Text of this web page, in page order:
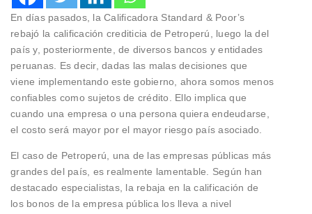
En días pasados, la Calificadora Standard & Poor’s
rebajó la calificación crediticia de Petroperú, luego la del
país y, posteriormente, de diversos bancos y entidades
peruanas. Es decir, dadas las malas decisiones que
viene implementando este gobierno, ahora somos menos
confiables como sujetos de crédito. Ello implica que
cuando una empresa o una persona quiera endeudarse,
el costo será mayor por el mayor riesgo país asociado.
El caso de Petroperú, una de las empresas públicas más
grandes del país, es realmente lamentable. Según han
destacado especialistas, la rebaja en la calificación de
los bonos de la empresa pública los lleva a nivel